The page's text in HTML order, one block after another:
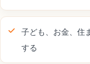
子ども、お金、住
する